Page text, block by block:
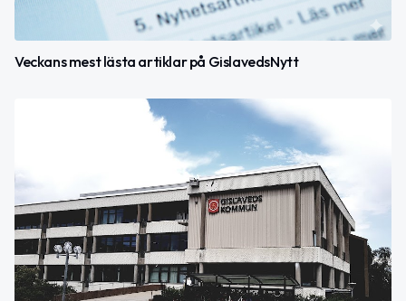
Veckans mest lästa artiklar på GislavedsNytt